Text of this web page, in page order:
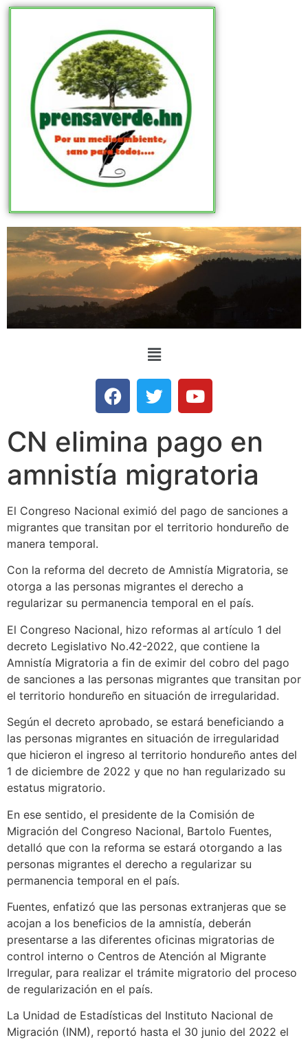
CN elimina pago en
amnistía migratoria
El Congreso Nacional eximió del pago de sanciones a
migrantes que transitan por el territorio hondureño de
manera temporal.
Con la reforma del decreto de Amnistía Migratoria, se
otorga a las personas migrantes el derecho a
regularizar su permanencia temporal en el país.
El Congreso Nacional, hizo reformas al artículo 1 del
decreto Legislativo No.42-2022, que contiene la
Amnistía Migratoria a fin de eximir del cobro del pago
de sanciones a las personas migrantes que transitan por
el territorio hondureño en situación de irregularidad.
Según el decreto aprobado, se estará beneficiando a
las personas migrantes en situación de irregularidad
que hicieron el ingreso al territorio hondureño antes del
1 de diciembre de 2022 y que no han regularizado su
estatus migratorio.
En ese sentido, el presidente de la Comisión de
Migración del Congreso Nacional, Bartolo Fuentes,
detalló que con la reforma se estará otorgando a las
personas migrantes el derecho a regularizar su
permanencia temporal en el país.
Fuentes, enfatizó que las personas extranjeras que se
acojan a los beneficios de la amnistía, deberán
presentarse a las diferentes oficinas migratorias de
control interno o Centros de Atención al Migrante
Irregular, para realizar el trámite migratorio del proceso
de regularización en el país.
La Unidad de Estadísticas del Instituto Nacional de
Migración (INM), reportó hasta el 30 junio del 2022 el